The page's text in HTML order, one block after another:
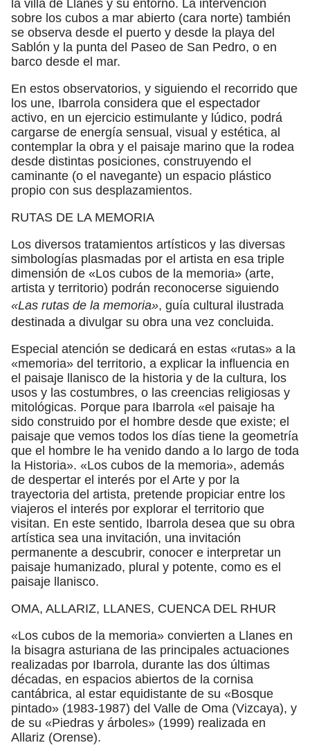
la villa de Llanes y su entorno. La intervención
sobre los cubos a mar abierto (cara norte) también
se observa desde el puerto y desde la playa del
Sablón y la punta del Paseo de San Pedro, o en
barco desde el mar.
En estos observatorios, y siguiendo el recorrido que
los une, Ibarrola considera que el espectador
activo, en un ejercicio estimulante y lúdico, podrá
cargarse de energía sensual, visual y estética, al
contemplar la obra y el paisaje marino que la rodea
desde distintas posiciones, construyendo el
caminante (o el navegante) un espacio plástico
propio con sus desplazamientos.
RUTAS DE LA MEMORIA
Los diversos tratamientos artísticos y las diversas
simbologías plasmadas por el artista en esa triple
dimensión de «Los cubos de la memoria» (arte,
artista y territorio) podrán reconocerse siguiendo
«Las rutas de la memoria», guía cultural ilustrada
destinada a divulgar su obra una vez concluida.
Especial atención se dedicará en estas «rutas» a la
«memoria» del territorio, a explicar la influencia en
el paisaje llanisco de la historia y de la cultura, los
usos y las costumbres, o las creencias religiosas y
mitológicas. Porque para Ibarrola «el paisaje ha
sido construido por el hombre desde que existe; el
paisaje que vemos todos los días tiene la geometría
que el hombre le ha venido dando a lo largo de toda
la Historia». «Los cubos de la memoria», además
de despertar el interés por el Arte y por la
trayectoria del artista, pretende propiciar entre los
viajeros el interés por explorar el territorio que
visitan. En este sentido, Ibarrola desea que su obra
artística sea una invitación, una invitación
permanente a descubrir, conocer e interpretar un
paisaje humanizado, plural y potente, como es el
paisaje llanisco.
OMA, ALLARIZ, LLANES, CUENCA DEL RHUR
«Los cubos de la memoria» convierten a Llanes en
la bisagra asturiana de las principales actuaciones
realizadas por Ibarrola, durante las dos últimas
décadas, en espacios abiertos de la cornisa
cantábrica, al estar equidistante de su «Bosque
pintado» (1983-1987) del Valle de Oma (Vizcaya), y
de su «Piedras y árboles» (1999) realizada en
Allariz (Orense).